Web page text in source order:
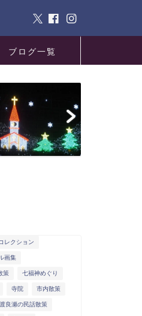
ブログ一覧
レクション
画集
策 七福神めぐり
寺院 市内散策
渡良瀬の民話散策